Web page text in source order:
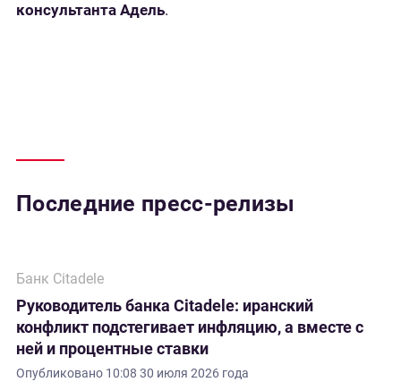
консультанта Адель.
Последние пресс-релизы
Банк Citadele
Руководитель банка Citadele: иранский
конфликт подстегивает инфляцию, а вместе с
ней и процентные ставки
Опубликовано 10:08 30 июля 2026 года